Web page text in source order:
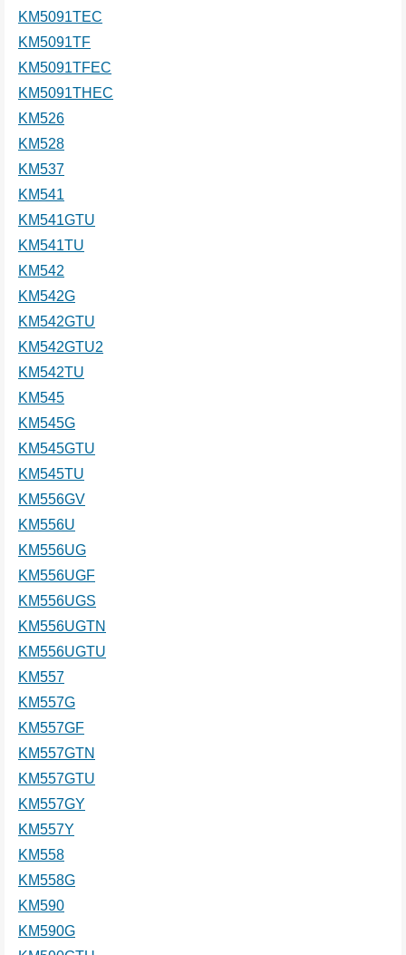
KM5091TEC
KM5091TF
KM5091TFEC
KM5091THEC
KM526
KM528
KM537
KM541
KM541GTU
KM541TU
KM542
KM542G
KM542GTU
KM542GTU2
KM542TU
KM545
KM545G
KM545GTU
KM545TU
KM556GV
KM556U
KM556UG
KM556UGF
KM556UGS
KM556UGTN
KM556UGTU
KM557
KM557G
KM557GF
KM557GTN
KM557GTU
KM557GY
KM557Y
KM558
KM558G
KM590
KM590G